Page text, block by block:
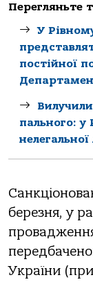
Перегляньте
У
постійної
пального: у
березня, у
України